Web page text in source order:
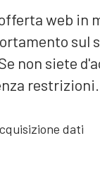
web in
sul
non siete
restrizioni.
dati